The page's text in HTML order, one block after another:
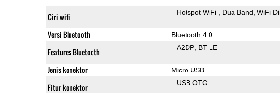
Ciri wifi Hotspot WiFi Dua Band WiFi
Versi Bluetooth Bluetooth 4.0
Features Bluetooth A2DP BT LE
Jenis konektor Micro USB
Fitur konektor USB OTG